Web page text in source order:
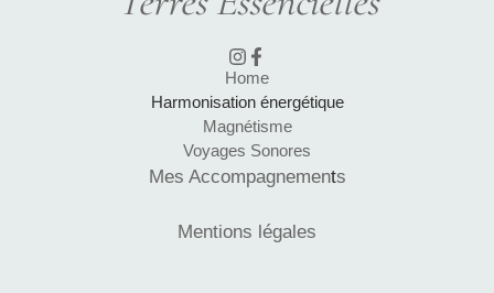
Home
Harmonisation énergétique
Magnétisme
Voyages Sonores
Mes Accompagnements
Mentions légales